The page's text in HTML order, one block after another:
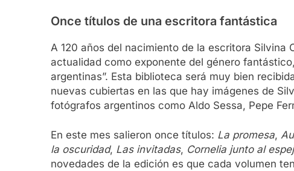
Once títulos de una escritora fantástica
A 120 años del nacimiento de la escritora Silvina
actualidad como exponente del género
argentinas”. Esta biblioteca será muy bien
nuevas cubiertas en las que hay imágenes de
fotógrafos argentinos como Aldo Sessa, Pepe
En este mes salieron once títulos: La promesa,
la oscuridad, Las invitadas, Cornelia junto al
novedades de la edición es que cada volumen